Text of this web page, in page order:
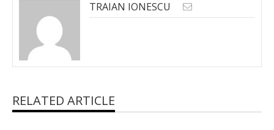
TRAIAN IONESCU
RELATED ARTICLE